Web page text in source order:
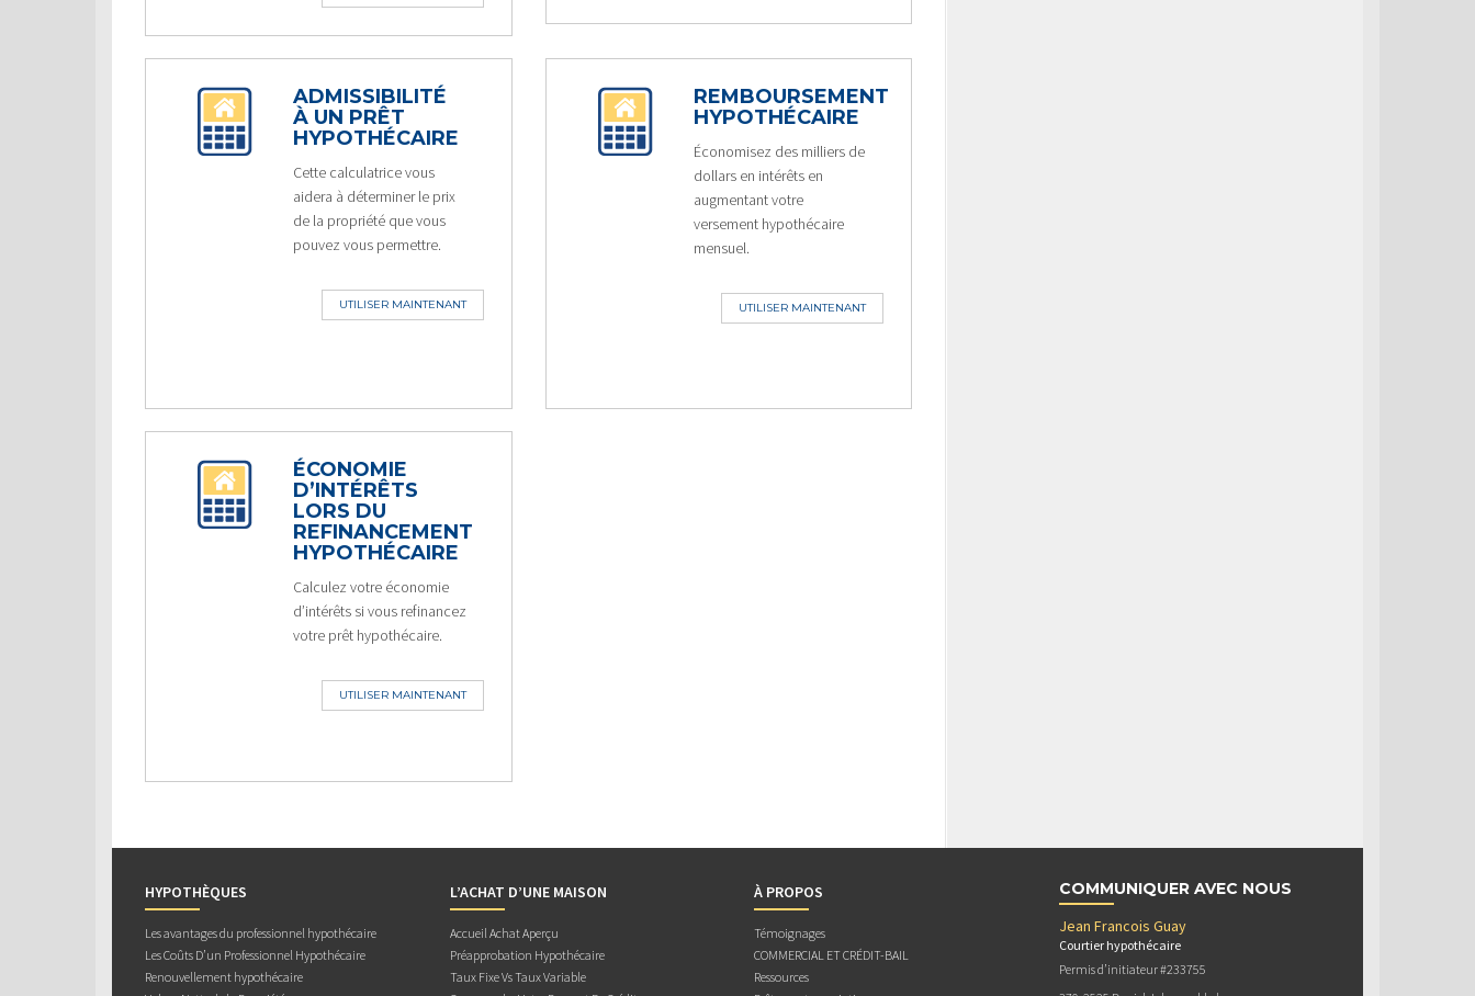
ADMISSIBILITÉ
À UN PRÊT
HYPOTHÉCAIRE
Cette calculatrice vous
aidera à déterminer le prix
de la propriété que vous
pouvez vous permettre.
UTILISER MAINTENANT
REMBOURSEMENT
HYPOTHÉCAIRE
Économisez des milliers de
dollars en intérêts en
augmentant votre
versement hypothécaire
mensuel.
UTILISER MAINTENANT
ÉCONOMIE
D’INTÉRÊTS
LORS DU
REFINANCEMENT
HYPOTHÉCAIRE
Calculez votre économie
d’intérêts si vous refinancez
votre prêt hypothécaire.
UTILISER MAINTENANT
HYPOTHÈQUES
Les avantages du professionnel hypothécaire
Les Coûts D’un Professionnel Hypothécaire
Renouvellement hypothécaire
L’ACHAT D’UNE MAISON
Accueil Achat Aperçu
Préapprobation Hypothécaire
Taux Fixe Vs Taux Variable
À PROPOS
Témoignages
COMMERCIAL ET CRÉDIT-BAIL
Ressources
COMMUNIQUER AVEC NOUS
Jean Francois Guay
Courtier hypothécaire
Permis d’initiateur #233755